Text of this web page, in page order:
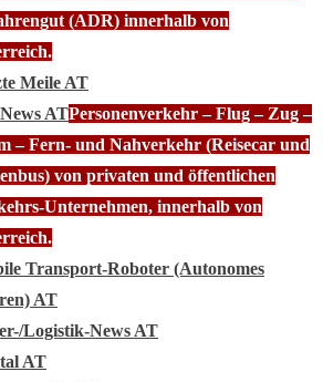
(ADR) innerhalb von
Meile AT
ATPersonenverkehr – Flug – Zug –
– Fern- und Nahverkehr (Reisecar und
von privaten und öffentlichen
Unternehmen, innerhalb von
Transport-Roboter (Autonomes
AT
Logistik-News AT
AT